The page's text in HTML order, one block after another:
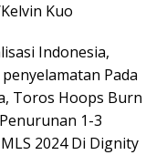
Kuo
Indonesia,
Pada
Toros Hoops Burn
1-3
2024 Di Dignity